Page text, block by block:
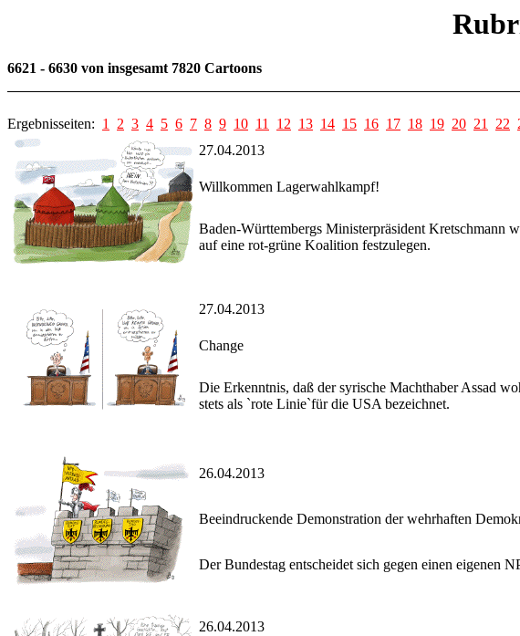
6621 - 6630 von insgesamt 7820 Cartoons
Ergebnisseiten: 1 2 3 4 5 6 7 8 9 10 11 12 13 14 15 16 17 18 19 20 21 22
27.04.2013
Willkommen Lagerwahlkampf!
Baden-Württembergs Ministerpräsident Kretschmann
auf eine rot-grüne Koalition festzulegen.
27.04.2013
Change
Die Erkenntnis, daß der syrische Machthaber Assad
stets als `rote Linie`für die USA bezeichnet.
26.04.2013
Beeindruckende Demonstration der wehrhaften
Der Bundestag entscheidet sich gegen einen eigenen
26.04.2013